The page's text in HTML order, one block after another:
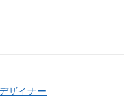
ザイナー